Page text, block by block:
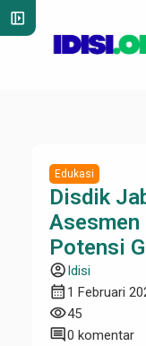
Edukasi
Disdik
Asesmen
Potensi
account_circleIdisi
calendar_month 1 Februari
visibility45
comment0 komentar
left_panel_open